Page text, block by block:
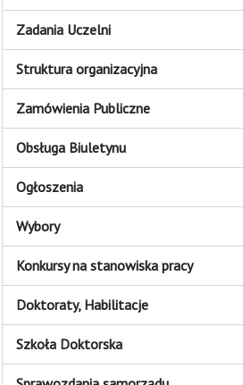
Zadania Uczelni
Struktura organizacyjna
Zamówienia Publiczne
Obsługa Biuletynu
Ogłoszenia
Wybory
Konkursy na stanowiska pracy
Doktoraty, Habilitacje
Szkoła Doktorska